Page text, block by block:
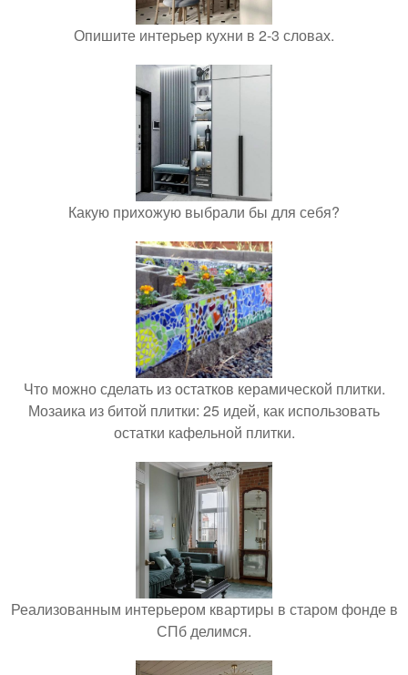
Опишите интерьер кухни в 2-3 словах.
Какую прихожую выбрали бы для себя?
Что можно сделать из остатков керамической плитки.
Мозаика из битой плитки: 25 идей, как использовать
остатки кафельной плитки.
Реализованным интерьером квартиры в старом фонде в
СПб делимся.